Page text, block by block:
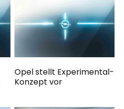
Opel stellt Experimental-
Konzept vor